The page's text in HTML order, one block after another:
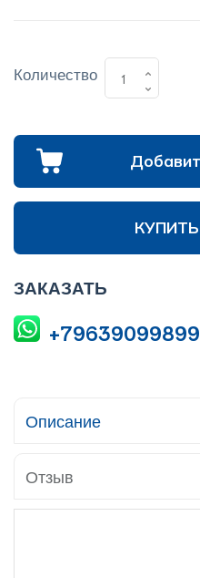
Количество
ЗАКАЗАТЬ
+79639099899
Описание
Отзыв